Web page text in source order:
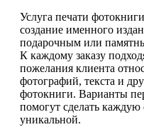
Услуга печати
создание именного
подарочным или
К каждому заказу
пожелания клиента
фотографий, текста и
фотокниги. Варианты
помогут сделать
уникальной.